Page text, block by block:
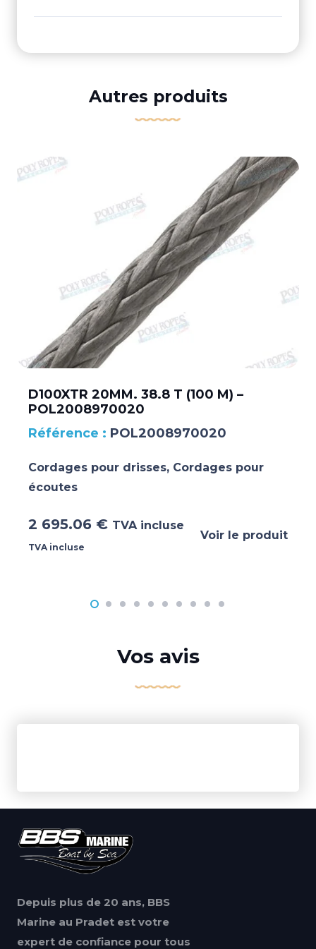
Autres produits
D100XTR 20MM. 38.8 T (100 M) –
POL2008970020
POL2008970020
Cordages pour drisses, Cordages pour
écoutes
2 695.06 € TVA incluse
TVA incluse
Voir le produit
Vos avis
Depuis plus de 20 ans, BBS
Marine au Pradet est votre
expert de confiance pour tous